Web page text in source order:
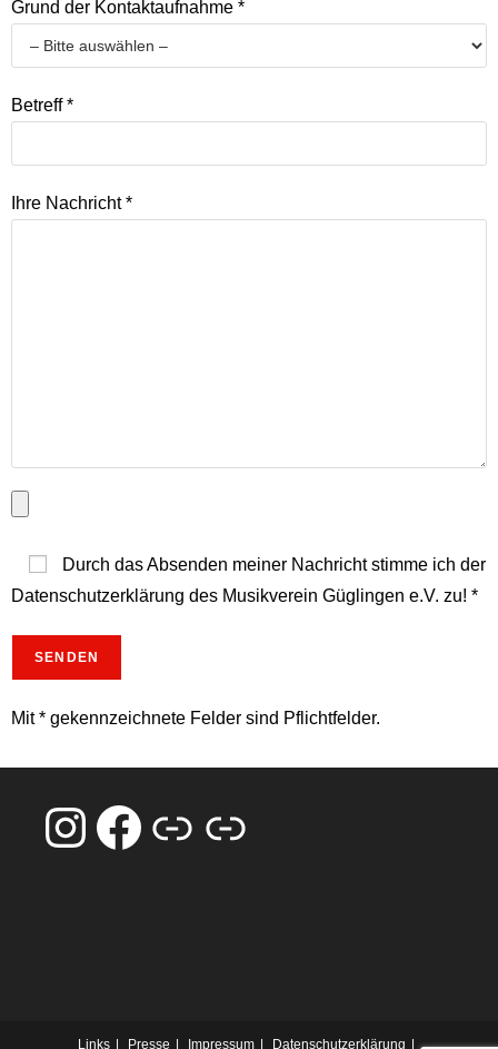
Grund der Kontaktaufnahme *
Betreff *
Ihre Nachricht *
Durch das Absenden meiner Nachricht stimme ich der
Datenschutzerklärung des Musikverein Güglingen e.V. zu! *
Mit * gekennzeichnete Felder sind Pflichtfelder.
Links Presse Impressum Datenschutzerklärung